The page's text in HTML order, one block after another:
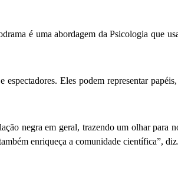
é uma abordagem da Psicologia que
Eles podem representar
negra em geral, trazendo um olhar para
enriqueça a comunidade científica”, diz.